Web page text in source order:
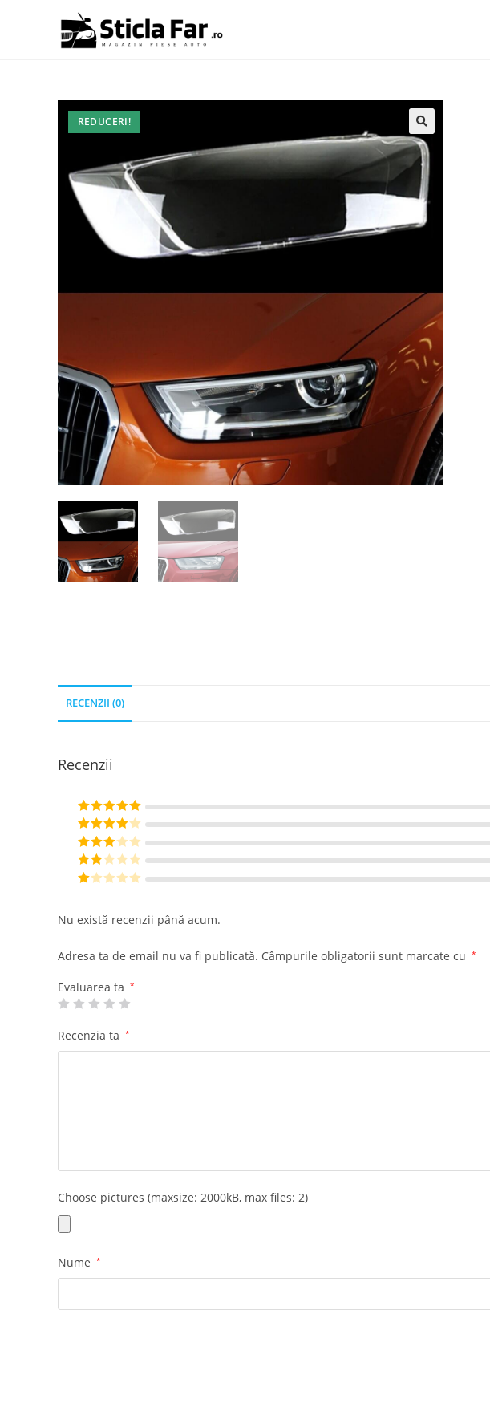
REDUCERI!
🔍
RECENZII (0)
Recenzii
Evaluat la5
din 5
Evaluat la
4din 5
Evaluat
la3din
Eval
di
5
Nu există recenzii până acum.
Adresa ta de email nu va fi publicată. Câmpurile obligatorii sunt marcate cu *
Evaluarea ta *
Recenzia ta *
Choose pictures (maxsize: 2000kB, max files: 2)
Nume *